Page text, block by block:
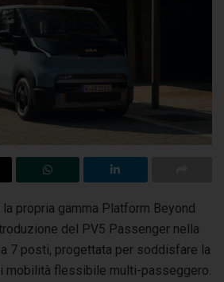
propria gamma Platform Beyond
del PV5 Passenger nella
7 posti, progettata per soddisfare la
mobilità flessibile multi-passeggero.